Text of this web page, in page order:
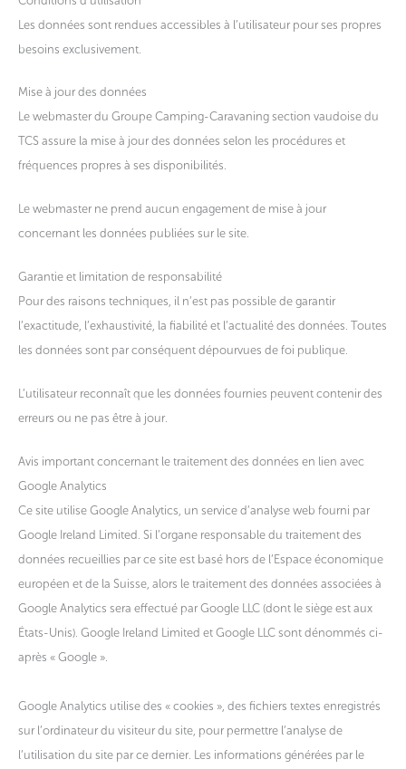
Les données sont rendues accessibles à l’utilisateur pour ses propres
besoins exclusivement.
Mise à jour des données
Le webmaster du Groupe Camping-Caravaning section vaudoise du
TCS assure la mise à jour des données selon les procédures et
fréquences propres à ses disponibilités.
Le webmaster ne prend aucun engagement de mise à jour
concernant les données publiées sur le site.
Garantie et limitation de responsabilité
Pour des raisons techniques, il n’est pas possible de garantir
l’exactitude, l’exhaustivité, la fiabilité et l’actualité des données. Toutes
les données sont par conséquent dépourvues de foi publique.
L’utilisateur reconnaît que les données fournies peuvent contenir des
erreurs ou ne pas être à jour.
Avis important concernant le traitement des données en lien avec
Google Analytics
Ce site utilise Google Analytics, un service d’analyse web fourni par
Google Ireland Limited. Si l’organe responsable du traitement des
données recueillies par ce site est basé hors de l’Espace économique
européen et de la Suisse, alors le traitement des données associées à
Google Analytics sera effectué par Google LLC (dont le siège est aux
États-Unis). Google Ireland Limited et Google LLC sont dénommés ci-
après « Google ».
Google Analytics utilise des « cookies », des fichiers textes enregistrés
sur l’ordinateur du visiteur du site, pour permettre l’analyse de
l’utilisation du site par ce dernier. Les informations générées par le